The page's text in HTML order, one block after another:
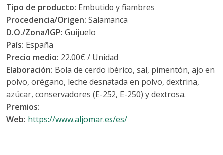
Tipo de producto: Embutido y fiambres
Procedencia/Origen: Salamanca
D.O./Zona/IGP: Guijuelo
País: España
Precio medio: 22.00€ / Unidad
Elaboración: Bola de cerdo ibérico, sal, pimentón, ajo en
polvo, orégano, leche desnatada en polvo, dextrina,
azúcar, conservadores (E-252, E-250) y dextrosa.
Premios:
Web: https://www.aljomar.es/es/